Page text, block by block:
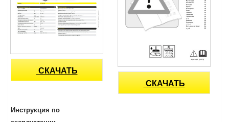
СКАЧАТЬ
СКАЧАТЬ
Инструкция по